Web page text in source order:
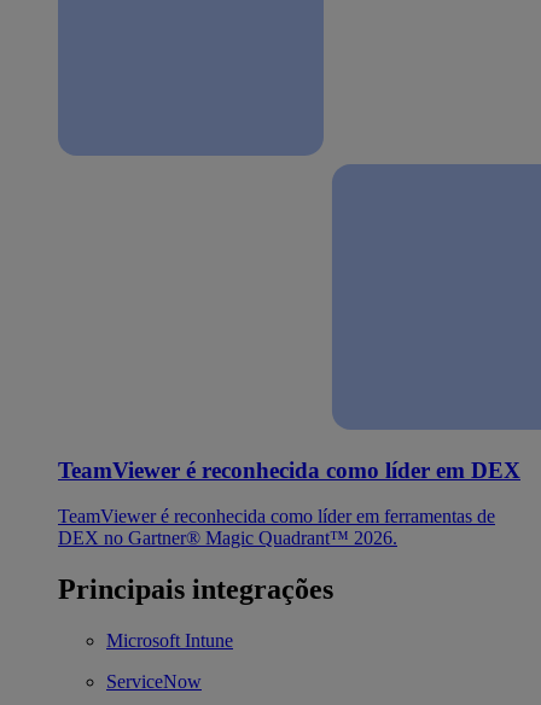
TeamViewer é reconhecida como líder em DEX
TeamViewer é reconhecida como líder em ferramentas de
DEX no Gartner® Magic Quadrant™ 2026.
Principais integrações
Microsoft Intune
ServiceNow